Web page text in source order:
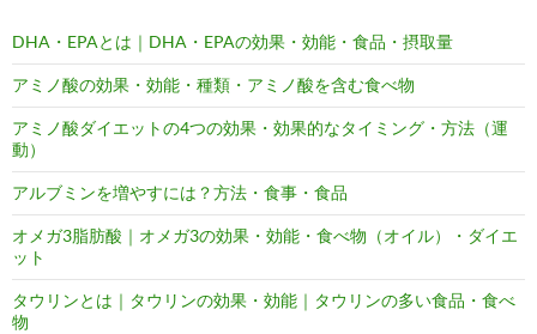
DHA・EPAとは｜DHA・EPAの効果・効能・食品・摂取量
アミノ酸の効果・効能・種類・アミノ酸を含む食べ物
アミノ酸ダイエットの4つの効果・効果的なタイミング・方法（運
動）
アルブミンを増やすには？方法・食事・食品
オメガ3脂肪酸｜オメガ3の効果・効能・食べ物（オイル）・ダイエ
ット
タウリンとは｜タウリンの効果・効能｜タウリンの多い食品・食べ
物